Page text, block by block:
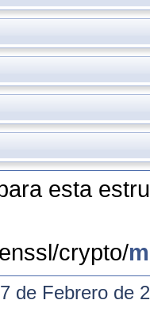
esta
crypto/
de Febrero de